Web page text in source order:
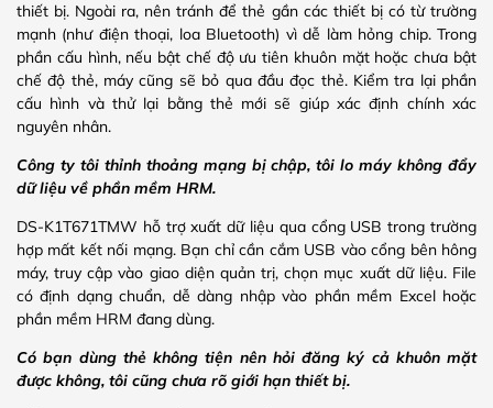
thiết bị. Ngoài ra, nên tránh để thẻ gần các thiết bị có từ trường
mạnh (như điện thoại, loa Bluetooth) vì dễ làm hỏng chip. Trong
phần cấu hình, nếu bật chế độ ưu tiên khuôn mặt hoặc chưa bật
chế độ thẻ, máy cũng sẽ bỏ qua đầu đọc thẻ. Kiểm tra lại phần
cấu hình và thử lại bằng thẻ mới sẽ giúp xác định chính xác
nguyên nhân.
Công ty tôi thỉnh thoảng mạng bị chập, tôi lo máy không đẩy
dữ liệu về phần mềm HRM.
DS-K1T671TMW hỗ trợ xuất dữ liệu qua cổng USB trong trường
hợp mất kết nối mạng. Bạn chỉ cần cắm USB vào cổng bên hông
máy, truy cập vào giao diện quản trị, chọn mục xuất dữ liệu. File
có định dạng chuẩn, dễ dàng nhập vào phần mềm Excel hoặc
phần mềm HRM đang dùng.
Có bạn dùng thẻ không tiện nên hỏi đăng ký cả khuôn mặt
được không, tôi cũng chưa rõ giới hạn thiết bị.